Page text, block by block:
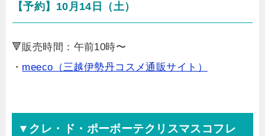
【予約】10月14日（土）
🔻販売時間：午前10時〜
・ meeco（三越伊勢丹コスメ通販サイト）
▼クレ・ド・ポーボーテクリスマスコフレ